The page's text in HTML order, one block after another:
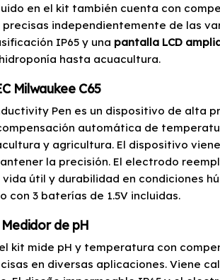
en el kit también cuenta con
independientemente de las
IP65 y una pantalla LCD
hasta acuacultura.
Milwaukee C65
Pen es un dispositivo de
automática de
y agricultura. El dispositivo
la precisión. El electrodo
útil y durabilidad en condiciones
con 3 baterías de 1.5V incluidas.
de pH
kit mide pH y temperatura con
en diversas aplicaciones. Viene